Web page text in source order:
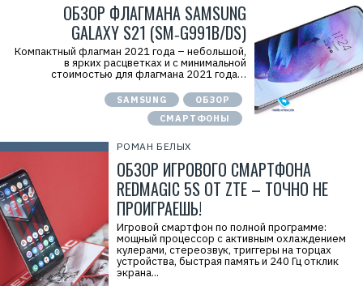
ОБЗОР ФЛАГМАНА SAMSUNG
GALAXY S21 (SM‑G991B/DS)
Компактный флагман 2021 года – небольшой,
в ярких расцветках и с минимальной
стоимостью для флагмана 2021 года…
SAMSUNG
ОБЗОР
СМАРТФОНЫ
РОМАН БЕЛЫХ
ОБЗОР ИГРОВОГО СМАРТФОНА
REDMAGIC 5S ОТ ZTE – ТОЧНО НЕ
ПРОИГРАЕШЬ!
Игровой смартфон по полной программе:
мощный процессор с активным охлаждением
кулерами, стереозвук, триггеры на торцах
устройства, быстрая память и 240 Гц отклик
экрана...